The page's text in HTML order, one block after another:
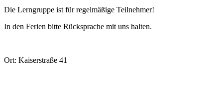
Die Lerngruppe ist für regelmäßige Teilnehmer!
In den Ferien bitte Rücksprache mit uns halten.
Ort: Kaiserstraße 41